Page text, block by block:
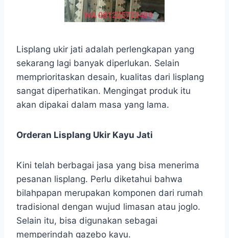
Lisplang ukir jati adalah perlengkapan yang
sekarang lagi banyak diperlukan. Selain
memprioritaskan desain, kualitas dari lisplang
sangat diperhatikan. Mengingat produk itu
akan dipakai dalam masa yang lama.
Orderan Lisplang Ukir Kayu Jati
Kini telah berbagai jasa yang bisa menerima
pesanan lisplang. Perlu diketahui bahwa
bilahpapan merupakan komponen dari rumah
tradisional dengan wujud limasan atau joglo.
Selain itu, bisa digunakan sebagai
memperindah gazebo kayu.